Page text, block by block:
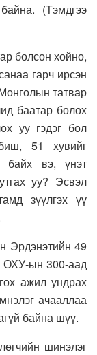
(Тэмдгээ
хойно,
гарч ирсэн
татвар
баатар болох
уу гэдэг бол
51 хувийг
байх вэ, үнэт
уу? Эсвэл
зүүлгэх үү
49
ОХУ-ын 300-аад
ажил ундрах
ачааллаа
байна шүү.
шинэлэг